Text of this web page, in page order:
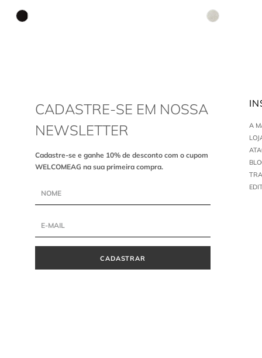
CADASTRE-SE EM NOSSA
NEWSLETTER
Cadastre-se e ganhe 10% de desconto com o cupom
WELCOMEAG na sua primeira compra.
CADASTRAR
A